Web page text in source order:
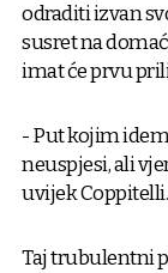
odraditi izvan
susret na
imat će prvu
- Put kojim
neuspjesi, ali
uvijek Coppitelli.
Taj trubulentni